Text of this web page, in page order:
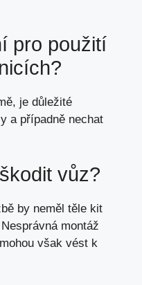
pro použití
je důležité
a případně nechat
vůz?
by neměl těle kit
montáž
však vést k